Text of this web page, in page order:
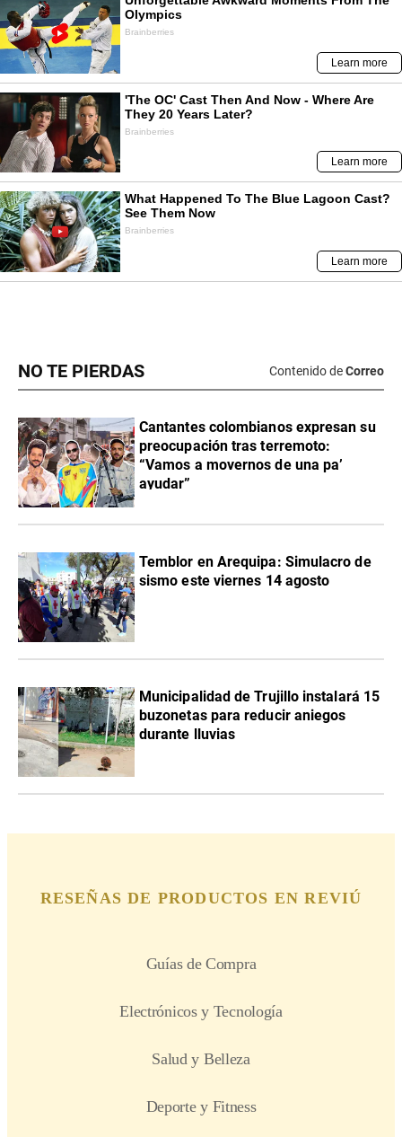
NO TE PIERDAS Contenido deCorreo
Cantantes colombianos expresan su
preocupación tras terremoto:
“Vamos a movernos de una pa’
ayudar”
Temblor en Arequipa: Simulacro de
sismo este viernes 14 agosto
Municipalidad de Trujillo instalará 15
buzonetas para reducir aniegos
durante lluvias